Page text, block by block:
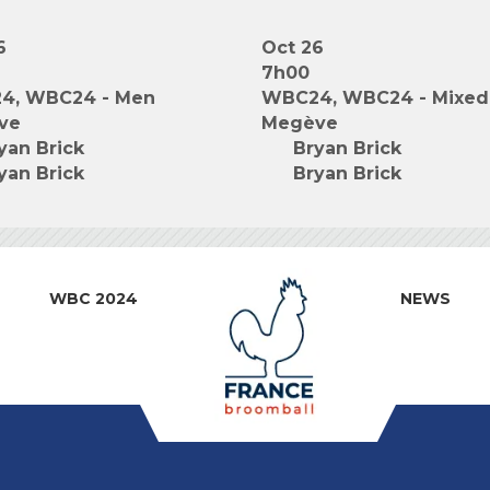
WBC24 - Men
Brick
Brick
Oct 26
7h00
WBC24, WBC24 - Mixed
Megève
Bryan Brick
Bryan Brick
WBC 2024 NEWS